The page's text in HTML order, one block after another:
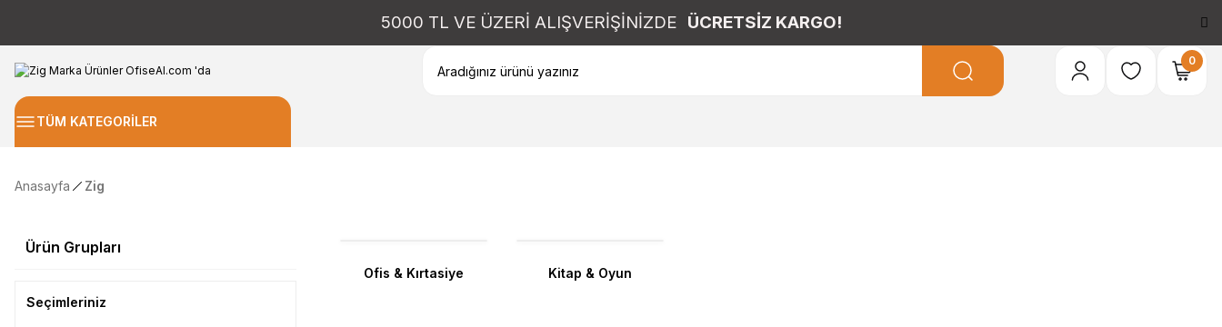
5000 TL VE ÜZERİ ALIŞVERİŞİNİZDEÜCRETSİZ KARGO!
0
TÜM KATEGORİLER
Anasayfa Zig
Ürün Grupları
Seçimleriniz
Ofis & Kırtasiye Kitap & Oyun